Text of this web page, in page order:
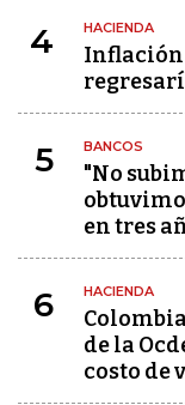
4 HACIENDA
Inflación
5 BANCOS
"No
en tres
6 HACIENDA
de la
costo de